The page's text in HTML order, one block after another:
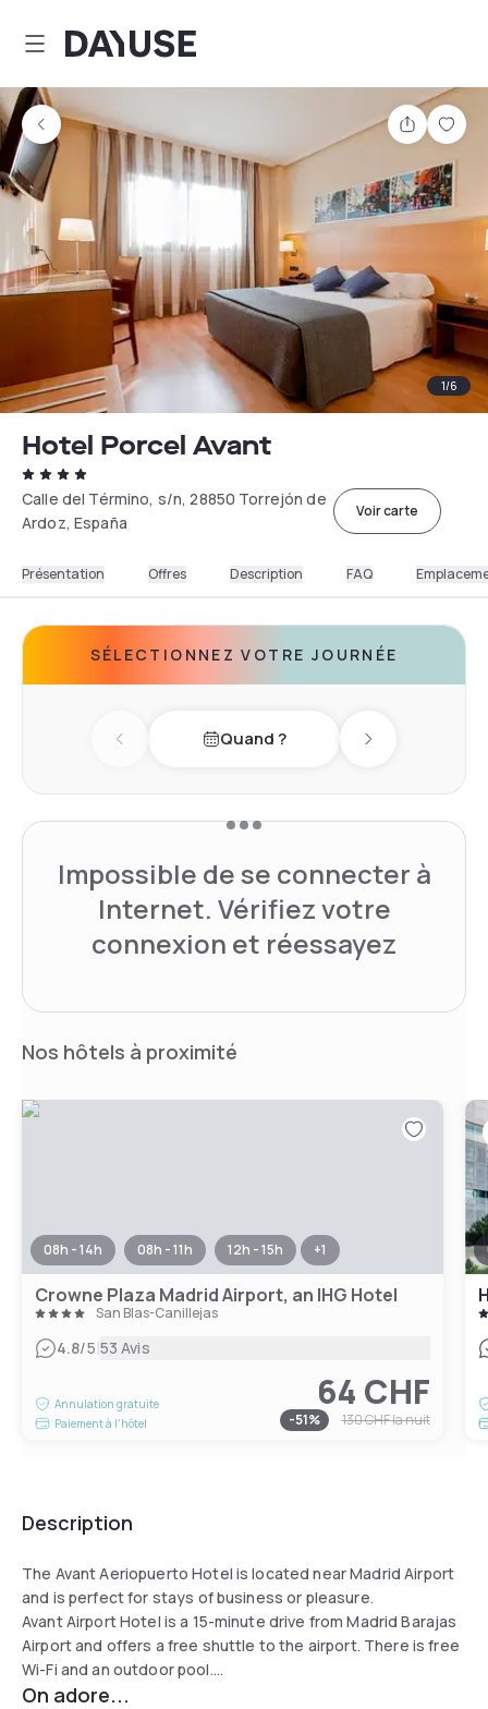
Dayuse
Partager
1/6
Hotel Porcel Avant
Calle del Término, s/n, 28850 Torrejón de
Ardoz, España
Voir carte
Présentation Offres Description FAQ
SÉLECTIONNEZ VOTRE JOURNÉE
Previous dayQuand ? Next day
Impossible de se connecter à
Internet. Vérifiez votre
connexion et réessayez
Nos hôtels à proximité
08h - 14h 08h - 11h 12h - 15h +1
Crowne Plaza Madrid Airport, an IHG Hotel
San Blas-Canillejas
4.8/5|53 Avis
Annulation gratuite
Paiement à l'hôtel
64 CHF
-51% 130 CHFla nuit
Description
The Avant Aeriopuerto Hotel is located near Madrid Airport
and is perfect for stays of business or pleasure.
Avant Airport Hotel is a 15-minute drive from Madrid Barajas
Airport and offers a free shuttle to the airport. There is free
Wi-Fi and an outdoor pool.
All rooms at this design hotel have extra-long beds and are
On adore...